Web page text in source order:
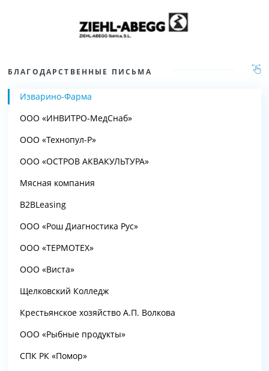
БЛАГОДАРСТВЕННЫЕ ПИСЬМА
Изварино-Фарма
ООО «ИНВИТРО-МедСнаб»
ООО «Технопул-Р»
ООО «ОСТРОВ АКВАКУЛЬТУРА»
Мясная компания
B2BLeasing
ООО «Рош Диагностика Рус»
ООО «ТЕРМОТЕХ»
ООО «Виста»
Щелковский Колледж
Крестьянское хозяйство А.П. Волкова
ООО «Рыбные продукты»
СПК РК «Помор»